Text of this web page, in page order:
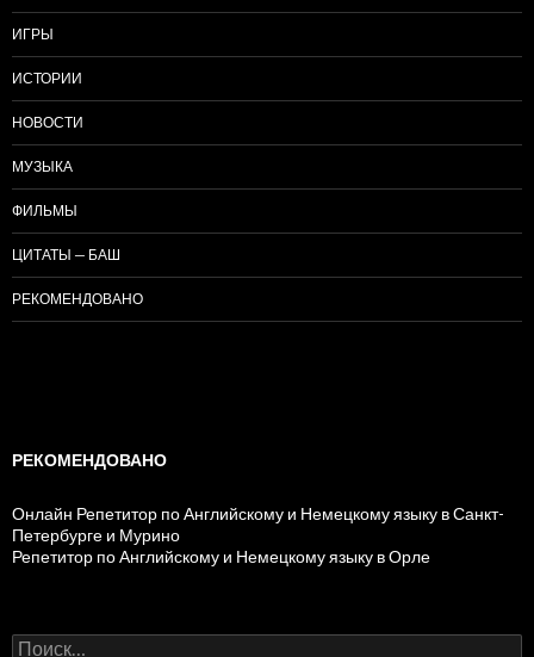
ИГРЫ
ИСТОРИИ
НОВОСТИ
МУЗЫКА
ФИЛЬМЫ
ЦИТАТЫ — БАШ
РЕКОМЕНДОВАНО
РЕКОМЕНДОВАНО
Онлайн Репетитор по Английскому и Немецкому языку в Санкт-
Петербурге и Мурино
Репетитор по Английскому и Немецкому языку в Орле
Н